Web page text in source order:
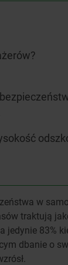
w
traktują
jedynie 83%
dbanie o